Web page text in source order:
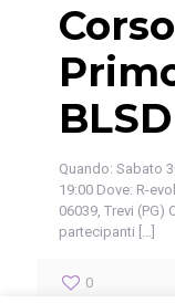
BLSD
Quando: Sabato
19:00 Dove: R-
06039, Trevi (PG)
partecipanti […]
0